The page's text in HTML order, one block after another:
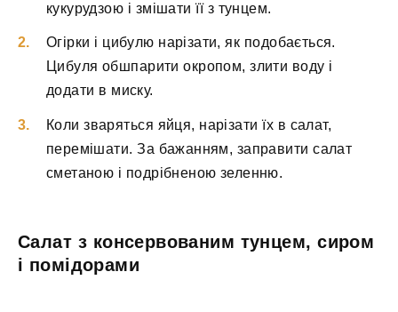
кукурудзою і змішати її з тунцем.
Огірки і цибулю нарізати, як подобається.
Цибуля обшпарити окропом, злити воду і
додати в миску.
Коли зваряться яйця, нарізати їх в салат,
перемішати. За бажанням, заправити салат
сметаною і подрібненою зеленню.
Салат з консервованим тунцем, сиром
і помідорами